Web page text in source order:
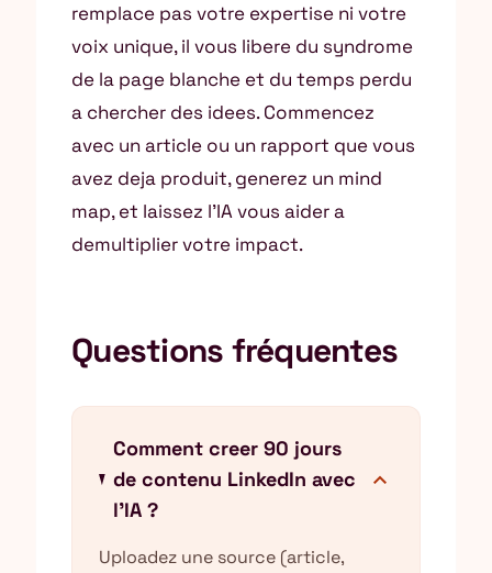
remplace pas votre expertise ni votre
voix unique, il vous libere du syndrome
de la page blanche et du temps perdu
a chercher des idees. Commencez
avec un article ou un rapport que vous
avez deja produit, generez un mind
map, et laissez l’IA vous aider a
demultiplier votre impact.
Questions fréquentes
Comment creer 90 jours
de contenu LinkedIn avec
l'IA ?
expand_more
Uploadez une source (article,